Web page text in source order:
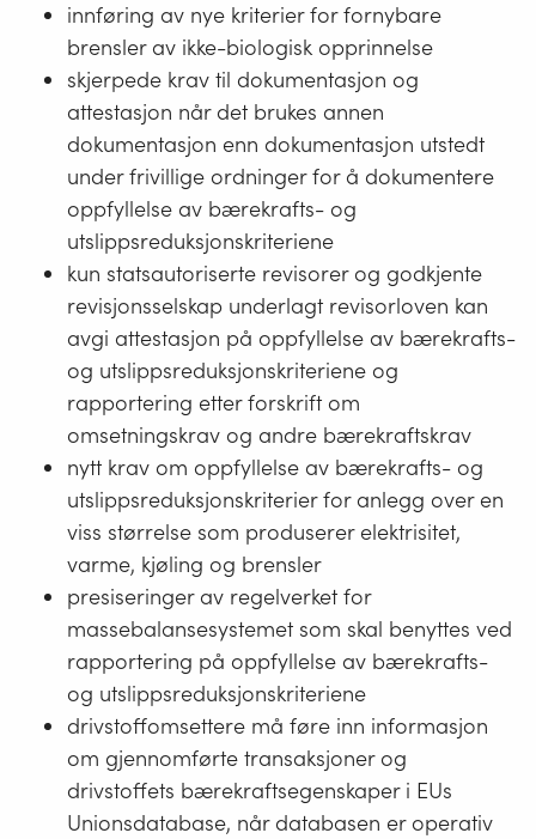
innføring av nye kriterier for fornybare
brensler av ikke-biologisk opprinnelse
skjerpede krav til dokumentasjon og
attestasjon når det brukes annen
dokumentasjon enn dokumentasjon utstedt
under frivillige ordninger for å dokumentere
oppfyllelse av bærekrafts- og
utslippsreduksjonskriteriene
kun statsautoriserte revisorer og godkjente
revisjonsselskap underlagt revisorloven kan
avgi attestasjon på oppfyllelse av bærekrafts-
og utslippsreduksjonskriteriene og
rapportering etter forskrift om
omsetningskrav og andre bærekraftskrav
nytt krav om oppfyllelse av bærekrafts- og
utslippsreduksjonskriterier for anlegg over en
viss størrelse som produserer elektrisitet,
varme, kjøling og brensler
presiseringer av regelverket for
massebalansesystemet som skal benyttes ved
rapportering på oppfyllelse av bærekrafts-
og utslippsreduksjonskriteriene
drivstoffomsettere må føre inn informasjon
om gjennomførte transaksjoner og
drivstoffets bærekraftsegenskaper i EUs
Unionsdatabase, når databasen er operativ